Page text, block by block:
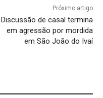
Próximo artigo
Discussão de casal termina
em agressão por mordida
em São João do Ivaí